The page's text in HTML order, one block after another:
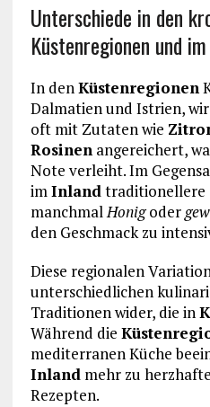
Unterschiede in den
Küstenregionen und
In denKüstenregionen
Dalmatien und Istrien,
oft mit Zutaten wie
Rosinenangereichert,
Note verleiht. Im
imInlandtraditionellere
manchmalHonigoder
den Geschmack zu
Diese regionalen
unterschiedlichen
Traditionen wider, die in
Während die
mediterranen Küche
Inlandmehr zu
Rezepten.